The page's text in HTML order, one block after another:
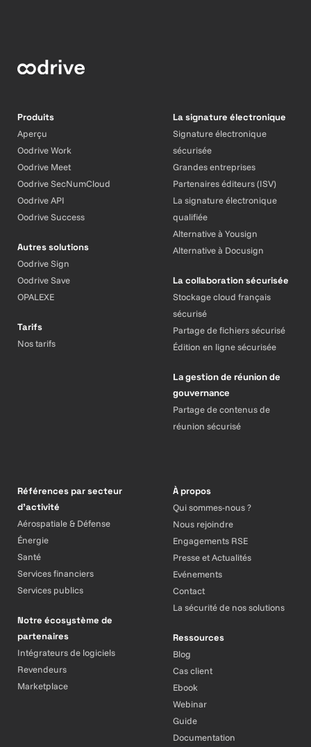
Produits
Aperçu
Oodrive Work
Oodrive Meet
Oodrive SecNumCloud
Oodrive API
Oodrive Success
Autres solutions
Oodrive Sign
Oodrive Save
OPALEXE
Tarifs
Nos tarifs
La signature électronique
Signature électronique
sécurisée
Grandes entreprises
Partenaires éditeurs (ISV)
La signature électronique
qualifiée
Alternative à Yousign
Alternative à Docusign
La collaboration sécurisée
Stockage cloud français
sécurisé
Partage de fichiers sécurisé
Édition en ligne sécurisée
La gestion de réunion de
gouvernance
Partage de contenus de
réunion sécurisé
Références par secteur
d’activité
Aérospatiale & Défense
Énergie
Santé
Services financiers
Services publics
Notre écosystème de
partenaires
Intégrateurs de logiciels
Revendeurs
Marketplace
À propos
Qui sommes-nous ?
Nous rejoindre
Engagements RSE
Presse et Actualités
Evénements
Contact
La sécurité de nos solutions
Ressources
Blog
Cas client
Ebook
Webinar
Guide
Documentation